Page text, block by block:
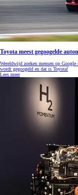
Toyota meest gegoogelde
Wereldwijd zoeken mensen op
wordt gegoogeld en dat is Toyota!
Lees meer